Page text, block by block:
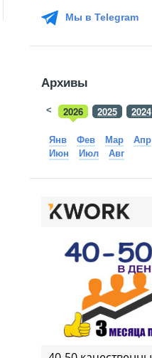
Мы в Telegram
Архивы
2026 2025 2024
<
Янв Фев Мар Апр
Июн
Июл Авг